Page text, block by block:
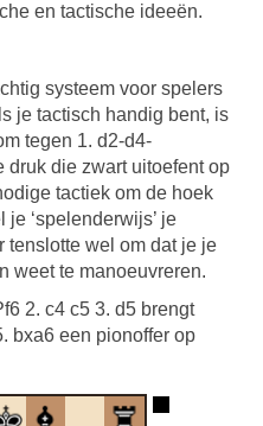
en tactische ideeën.
systeem voor spelers
je tactisch handig bent, is
tegen 1. d2-d4-
druk die zwart uitoefent op
tactiek om de hoek
‘spelenderwijs’ je
tenslotte wel om dat je je
weet te manoeuvreren.
2. c4 c5 3. d5 brengt
bxa6 een pionoffer op